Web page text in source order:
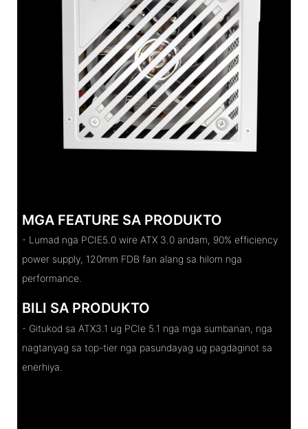
MGA FEATURE SA PRODUKTO
- Lumad nga PCIE5.0 wire ATX 3.0 andam, 90% efficiency
power supply, 120mm FDB fan alang sa hilom nga
performance.
BILI SA PRODUKTO
- Gitukod sa ATX3.1 ug PCIe 5.1 nga mga sumbanan, nga
nagtanyag sa top-tier nga pasundayag ug pagdaginot sa
enerhiya.